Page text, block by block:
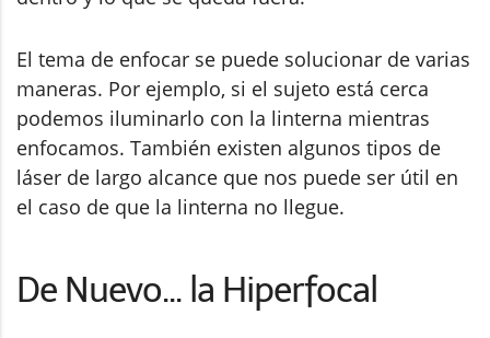
El tema de enfocar se puede solucionar de varias
maneras. Por ejemplo, si el sujeto está cerca
podemos iluminarlo con la linterna mientras
enfocamos. También existen algunos tipos de
láser de largo alcance que nos puede ser útil en
el caso de que la linterna no llegue.
De Nuevo... la Hiperfocal